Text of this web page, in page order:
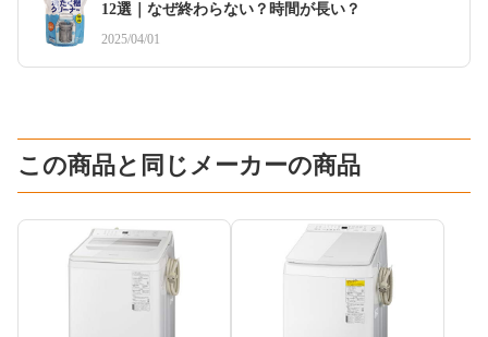
12選｜なぜ終わらない？時間が長い？
2025/04/01
この商品と同じメーカーの商品